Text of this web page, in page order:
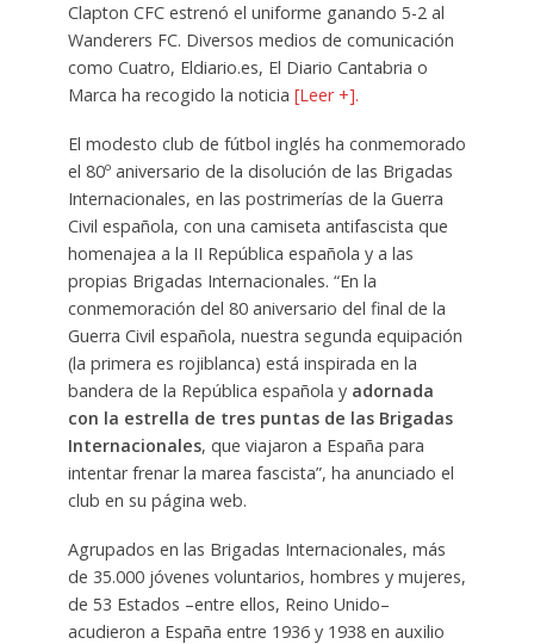
Clapton CFC estrenó el uniforme ganando 5-2 al
Wanderers FC. Diversos medios de comunicación
como Cuatro, Eldiario.es, El Diario Cantabria o
Marca ha recogido la noticia [Leer +].
El modesto club de fútbol inglés ha conmemorado
el 80º aniversario de la disolución de las Brigadas
Internacionales, en las postrimerías de la Guerra
Civil española, con una camiseta antifascista que
homenajea a la II República española y a las
propias Brigadas Internacionales. “En la
conmemoración del 80 aniversario del final de la
Guerra Civil española, nuestra segunda equipación
(la primera es rojiblanca) está inspirada en la
bandera de la República española y adornada
con la estrella de tres puntas de las Brigadas
Internacionales, que viajaron a España para
intentar frenar la marea fascista”, ha anunciado el
club en su página web.
Agrupados en las Brigadas Internacionales, más
de 35.000 jóvenes voluntarios, hombres y mujeres,
de 53 Estados –entre ellos, Reino Unido–
acudieron a España entre 1936 y 1938 en auxilio